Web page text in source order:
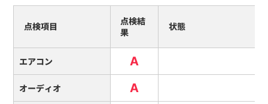
点検項目
点検結
果
状態
エアコン A
オーディオ A